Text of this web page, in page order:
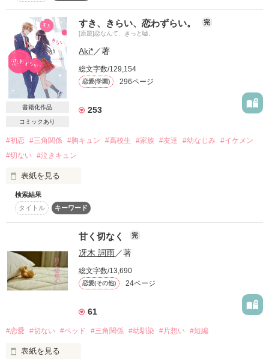
感想Thanks !!꙳✴︎
彩空　百々花　様
れいぽにょ　様
茉莉花　様
ーーーーーーーーーー
「いつもの余裕はどこいったんだよ。」
「あれはただの女除け用。」
「忘れろよ、全部。むかつくから」
基  本  女  嫌  い
柊木  高嶺
ﾋｲﾗｷﾞ ﾀｶﾈ
- - - - - - - - - ꒰ ♡ ꒱ - - - - - - - - -
どうしようもないくらいイケメンで
彼女なんて選び放題なはずの、あいつ。
それなのに。
「楓夕じゃなきゃ意味ないし」
嫌いな天気や苦手な教科
そんなこと、全部知ってたって
本当に知りたいことは
いつだって分からなかった
＿＿＿＿＿＿＿＿＿＿＿＿＿＿＿
「手、つないでもいい？」
いつも無邪気に笑っているのに、
時折切なそうにする
ずっと近くにいるくせに
昔から何も分かっていないのは、
俺じゃなくておまえの方だ
“お砂糖系女子×ブラックコーヒー系男子”
大好きな幼なじみは、
私にだけ、すっごく冷たいです。
花岡 ひまり
Himari Hanaoka
×
『おまえだけはムリ』
Mitsuki Tanahashi
＿＿*⑅♡⑅*＿＿
みっくんの隣がいい。
書籍化作品
コミックあり
すき、きらい、恋わずらい。 完
[原題]恋なんて、きっと嘘。
Aki*／著
総文字数/129,154
恋愛(学園) 296ページ
253
#初恋 #三角関係 #胸キュン #高校生 #家族 #友達 #幼なじみ #イケメン
#切ない #泣きキュン
表紙を見る
男なんて大嫌い。
だから、恋なんてしない。
そんな私、高宮 結月（たかみや ゆづき）が
高２で同じクラスになったのは、
校内一のイケメン、篁 蒼空（たかむら そら）
来るもの拒まず。
検索結果
タイトル
キーワード
甘く切なく 完
冴木 詞雨／著
総文字数/13,690
恋愛(その他) 24ページ
61
#恋愛 #切ない #ベッド #三角関係 #幼馴染 #片想い #短編
表紙を見る